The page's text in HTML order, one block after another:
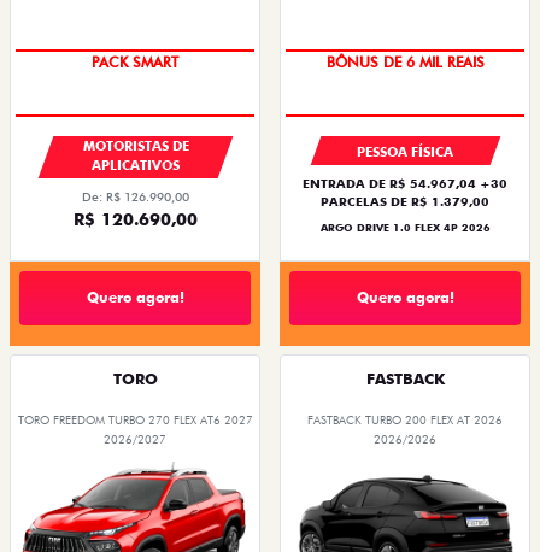
PACK SMART
MOTORISTAS DE
APLICATIVOS
De: R$ 126.990,00
R$ 120.690,00
Quero agora!
PESSOA FÍSICA
ENTRADA DE R$ 54.967,04 +30
PARCELAS DE R$ 1.379,00
ARGO DRIVE 1.0 FLEX 4P 2026
Quero agora!
TORO
TORO FREEDOM TURBO 270 FLEX AT6 2027
2026/2027
FASTBACK
FASTBACK TURBO 200 FLEX AT 2026
2026/2026